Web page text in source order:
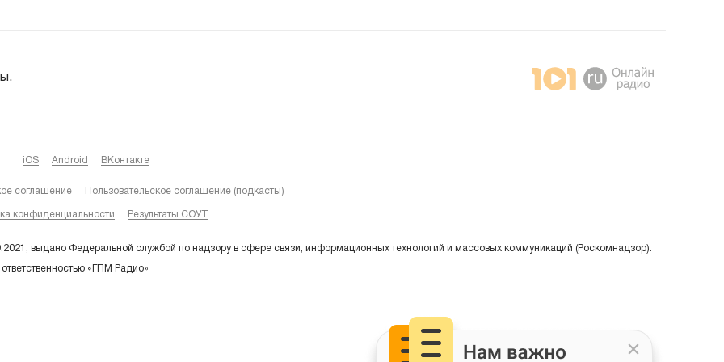
iOS Android ВКонтакте
соглашение Пользовательское соглашение (подкасты)
конфиденциальности Результаты СОУТ
выдано Федеральной службой по надзору в сфере связи, информационных технологий и массовых коммуникаций (Роскомнадзор).
«ГПМ Радио»